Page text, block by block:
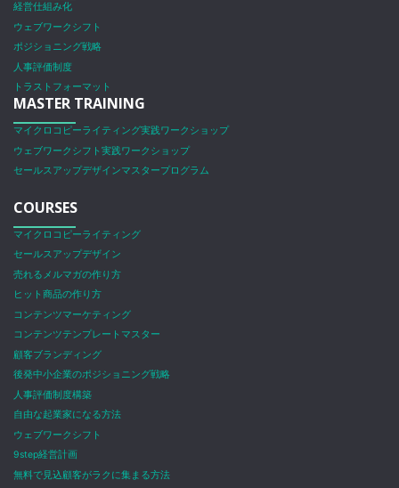
経営仕組み化
ウェブワークシフト
ポジショニング戦略
人事評価制度
トラストフォーマット
MASTER TRAINING
マイクロコピーライティング実践ワークショップ
ウェブワークシフト実践ワークショップ
セールスアップデザインマスタープログラム
COURSES
マイクロコピーライティング
セールスアップデザイン
売れるメルマガの作り方
ヒット商品の作り方
コンテンツマーケティング
コンテンツテンプレートマスター
顧客ブランディング
後発中小企業のポジショニング戦略
人事評価制度構築
自由な起業家になる方法
ウェブワークシフト
9step経営計画
無料で見込顧客がラクに集まる方法